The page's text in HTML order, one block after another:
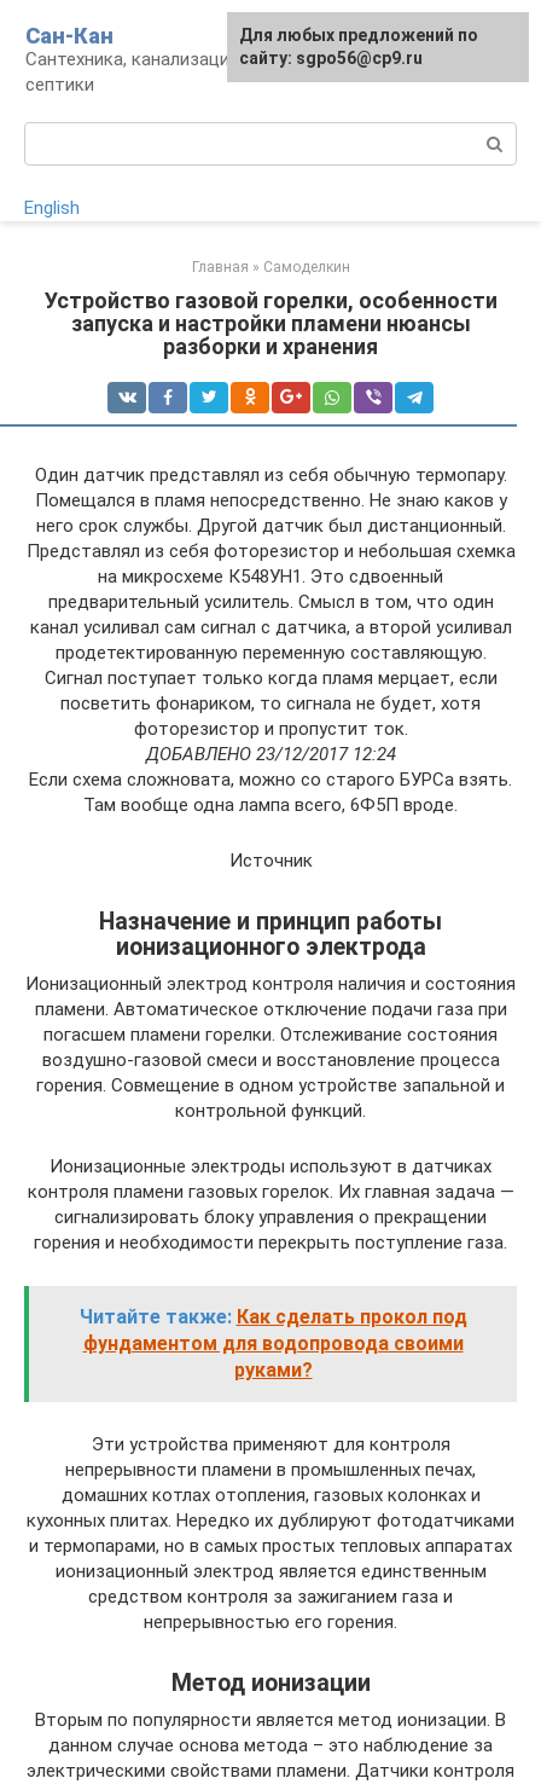
контенту
Сан-Кан
Сантехника, канализация, водопровод,
септики
English
Главная » Самоделкин
Устройство газовой горелки, особенности
запуска и настройки пламени нюансы
разборки и хранения
Один датчик представлял из себя обычную термопару.
Помещался в пламя непосредственно. Не знаю каков у
него срок службы. Другой датчик был дистанционный.
Представлял из себя фоторезистор и небольшая схемка
на микросхеме К548УН1. Это сдвоенный
предварительный усилитель. Смысл в том, что один
канал усиливал сам сигнал с датчика, а второй усиливал
продетектированную переменную составляющую.
Сигнал поступает только когда пламя мерцает, если
посветить фонариком, то сигнала не будет, хотя
фоторезистор и пропустит ток.
ДОБАВЛЕНО 23/12/2017 12:24
Если схема сложновата, можно со старого БУРСа взять.
Там вообще одна лампа всего, 6Ф5П вроде.
Источник
Назначение и принцип работы
ионизационного электрода
Ионизационный электрод контроля наличия и состояния
пламени. Автоматическое отключение подачи газа при
погасшем пламени горелки. Отслеживание состояния
воздушно-газовой смеси и восстановление процесса
горения. Совмещение в одном устройстве запальной и
контрольной функций.
Ионизационные электроды используют в датчиках
контроля пламени газовых горелок. Их главная задача —
сигнализировать блоку управления о прекращении
горения и необходимости перекрыть поступление газа.
Читайте также: Как сделать прокол под
фундаментом для водопровода своими
руками?
Эти устройства применяют для контроля
непрерывности пламени в промышленных печах,
домашних котлах отопления, газовых колонках и
кухонных плитах. Нередко их дублируют фотодатчиками
и термопарами, но в самых простых тепловых аппаратах
ионизационный электрод является единственным
средством контроля за зажиганием газа и
непрерывностью его горения.
Метод ионизации
Вторым по популярности является метод ионизации. В
данном случае основа метода – это наблюдение за
электрическими свойствами пламени. Датчики контроля
Для любых предложений по
сайту: sgpo56@cp9.ru